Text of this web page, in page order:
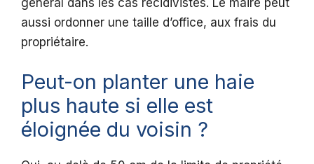
général dans les cas récidivistes. Le maire peut
aussi ordonner une taille d’office, aux frais du
propriétaire.
Peut-on planter une haie
plus haute si elle est
éloignée du voisin ?